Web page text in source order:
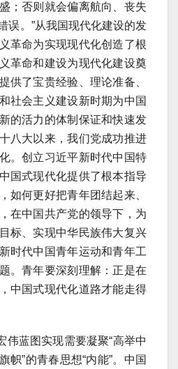
；否则就会偏离航向、丧失
误。”从我国现代化建设的发
革命为实现现代化创造了根
革命和建设为现代化建设奠
供了宝贵经验、理论准备、
社会主义建设新时期为中国
的活力的体制保证和快速发
八大以来，我们党成功推进
。创立习近平新时代中国特
国式现代化提供了根本指导
如何更好把青年团结起来、
在中国共产党的领导下，为
标、实现中华民族伟大复兴
时代中国青年运动和青年工
。青年要深刻理解：正是在
中国式现代化道路才能走得
伟蓝图实现需要凝聚“高举中
帜”的青春思想“内能”。中国